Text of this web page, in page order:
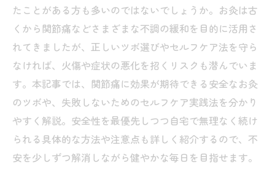
たことがある方も多いのではないでしょうか。お灸は古
くから関節痛などさまざまな不調の緩和を目的に活用さ
れてきましたが、正しいツボ選びやセルフケア法を守ら
なければ、火傷や症状の悪化を招くリスクも潜んでいま
す。本記事では、関節痛に効果が期待できる安全なお灸
のツボや、失敗しないためのセルフケア実践法を分かり
やすく解説。安全性を最優先しつつ自宅で無理なく続け
られる具体的な方法や注意点も詳しく紹介するので、不
安を少しずつ解消しながら健やかな毎日を目指せます。